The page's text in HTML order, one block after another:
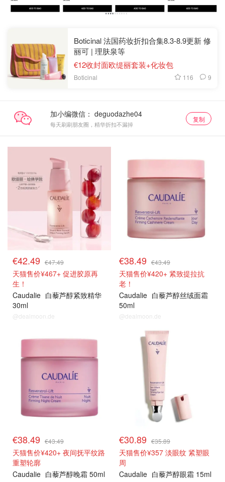
Boticinal 法国药妆折扣合集8.3-8.9更新 修
丽可 | 理肤泉等
€12收封面欧缇丽套装+化妆包
Boticinal 116 9
加小编微信：
每天刷刷朋友圈，精华折扣不漏掉
复制
€42.49 €47.49
天猫售价¥467+ 促进胶原再
生！
Caudalie 白藜芦醇紧致精华
30ml
@dealmoon.de
€38.49 €43.49
天猫售价¥420+ 紧致提拉抗
老！
Caudalie 白藜芦醇丝绒面霜
50ml
@dealmoon.de
€38.49 €43.49
天猫售价¥420+ 夜间抚平纹路
重塑轮廓
Caudalie 白藜芦醇晚霜 50ml
特价专区
€30.89 €35.89
天猫售价¥357 淡眼纹 紧塑眼
周
Caudalie 白藜芦醇眼霜 15ml